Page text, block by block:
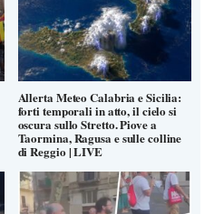
Allerta Meteo Calabria e Sicilia:
forti temporali in atto, il cielo si
oscura sullo Stretto. Piove a
Taormina, Ragusa e sulle colline
di Reggio | LIVE